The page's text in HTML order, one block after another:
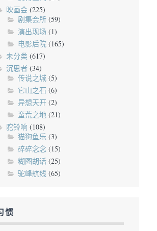
映画会(225)
剧集会所(59)
演出现场 (1)
电影后院(165)
未分类 (617)
沉思者(34)
传说之城(5)
它山之石 (6)
异想天开(2)
蛮荒之地(21)
驼铃响 (108)
猫狗鱼乐 (3)
碎碎念念 (15)
糊图胡话(25)
驼峰航线 (65)
惯